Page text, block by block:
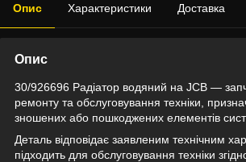
Опис Характеристики Доставка
Опис
30/926696 Радіатор водяний на JCB —
ремонту та обслуговування техніки,
зношених або пошкоджених елементів
Деталь відповідає заявленим технічним
підходить для обслуговування техніки